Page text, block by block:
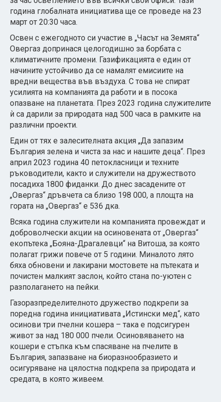
година глобалната инициатива ще се проведе на 23
март от 20:30 часа.
Освен с ежегодното си участие в „Часът на Земята“
Овергаз допринася целогодишно за борбата с
климатичните промени. Газификацията е един от
начините устойчиво да се намалят емисиите на
вредни вещества във въздуха. С това не спират
усилията на компанията да работи и в посока
опазване на планетата. През 2023 година служителите
ѝ са дарили за природата над 500 часа в рамките на
различни проекти.
Един от тях е залесителната акция „Да запазим
България зелена и чиста за нас и нашите деца“. През
април 2023 година 40 петокласници и техните
ръководители, както и служители на дружеството
посадиха 1800 фиданки. До днес засадените от
„Овергаз“ дръвчета са близо 198 000, а площта на
гората на „Овергаз“ е 536 дка.
Всяка година служители на компанията провеждат и
доброволчески акции на осиновената от „Овергаз“
екопътека „Бояна-Драгалевци“ на Витоша, за която
полагат грижи повече от 5 години. Миналото лято
бяха обновени и лакирани мостовете на пътеката и
почистен малкият заслон, който стана по-уютен с
разполагането на пейки.
Газоразпределителното дружество подкрепи за
поредна година инициативата „Истински мед“, като
осинови три пчелни кошера – така е подсигурен
живот за над 180 000 пчели. Осиновяването на
кошери е стъпка към спасяване на пчелите в
България, запазване на биоразнообразието и
осигуряване на цялостна подкрепа за природата и
средата, в която живеем.